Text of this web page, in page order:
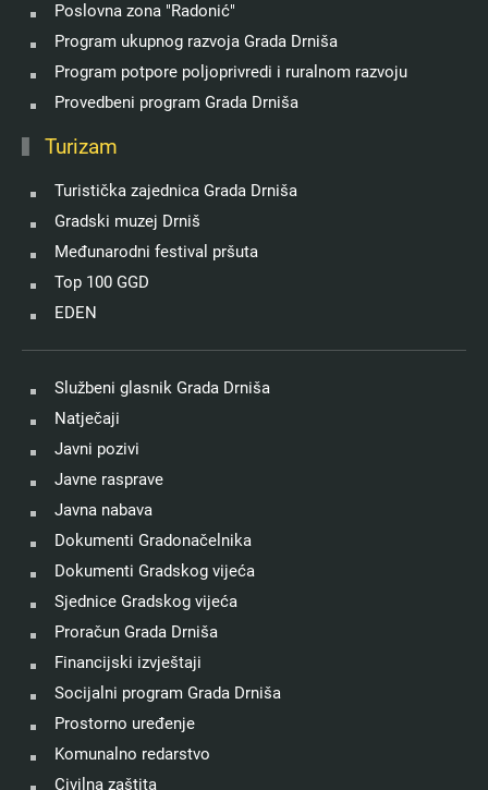
Poslovna zona "Radonić"
Program ukupnog razvoja Grada Drniša
Program potpore poljoprivredi i ruralnom razvoju
Provedbeni program Grada Drniša
Turizam
Turistička zajednica Grada Drniša
Gradski muzej Drniš
Međunarodni festival pršuta
Top 100 GGD
EDEN
Službeni glasnik Grada Drniša
Natječaji
Javni pozivi
Javne rasprave
Javna nabava
Dokumenti Gradonačelnika
Dokumenti Gradskog vijeća
Sjednice Gradskog vijeća
Proračun Grada Drniša
Financijski izvještaji
Socijalni program Grada Drniša
Prostorno uređenje
Komunalno redarstvo
Civilna zaštita